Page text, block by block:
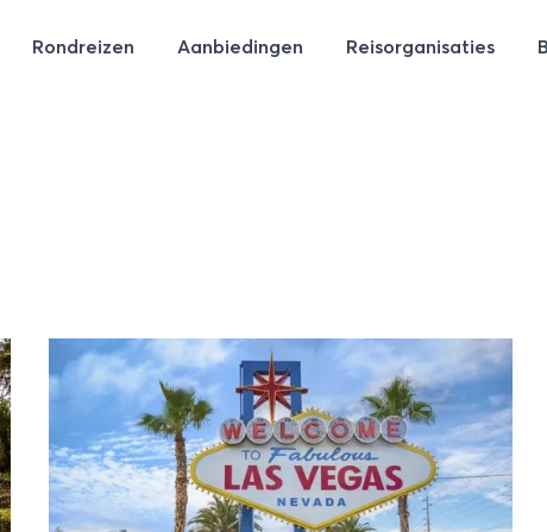
Rondreizen Aanbiedingen Reisorganisaties